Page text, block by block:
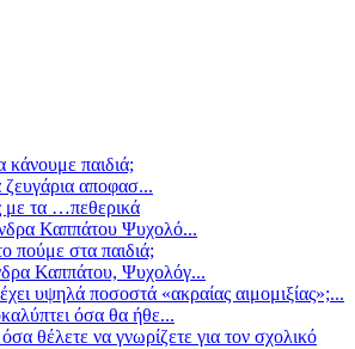
κάνουμε παιδιά;
αποφασ...
με τα …πεθερικά
Καππάτου Ψυχολό...
πούμε στα παιδιά;
Καππάτου, Ψυχολόγ...
υψηλά ποσοστά «ακραίας αιμομιξίας»;...
όσα θα ήθε...
θέλετε να γνωρίζετε για τον σχολικό